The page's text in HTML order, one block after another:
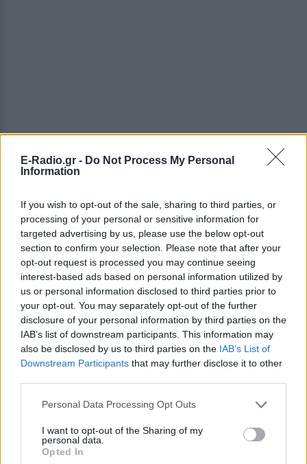
E-Radio.gr - Do Not Process My Personal
Information
If you wish to opt-out of the sale, sharing to third parties, or
processing of your personal or sensitive information for
targeted advertising by us, please use the below opt-out
section to confirm your selection. Please note that after your
opt-out request is processed you may continue seeing
interest-based ads based on personal information utilized by
us or personal information disclosed to third parties prior to
your opt-out. You may separately opt-out of the further
disclosure of your personal information by third parties on the
IAB’s list of downstream participants. This information may
also be disclosed by us to third parties on the IAB’s List of
Downstream Participants that may further disclose it to other
Personal Data Processing Opt Outs
I want to opt-out of the Sharing of my
personal data.
Opted In
Τόνοι αμμοχάλικου μεταφέρθηκαν χθες και σήμερα
με δέκα τριαξονικά φορτηγά και με φορτωτές και
συγκρατηθούν καίρια αναχώματα και ως, αυτή την
ώρα, η κατάσταση δείχνει να έχει σταθεροποιηθεί.
Οι προσπάθειες όμως δε σταματούν, συνεχίζονται.